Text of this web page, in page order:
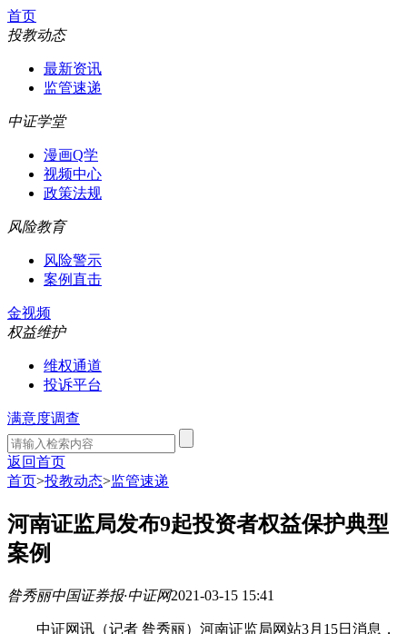
首页
投教动态
最新资讯
监管速递
中证学堂
漫画Q学
视频中心
政策法规
风险教育
风险警示
案例直击
金视频
权益维护
维权通道
投诉平台
满意度调查
返回首页
首页>投教动态>监管速递
河南证监局发布9起投资者权益保护典型
案例
昝秀丽中国证券报·中证网2021-03-15 15:41
中证网讯（记者 昝秀丽）河南证监局网站3月15日消息，